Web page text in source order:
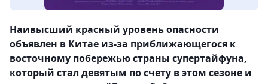
Наивысший красный уровень опасности
объявлен в Китае из-за приближающегося к
восточному побережью страны супертайфуна,
который стал девятым по счету в этом сезоне и